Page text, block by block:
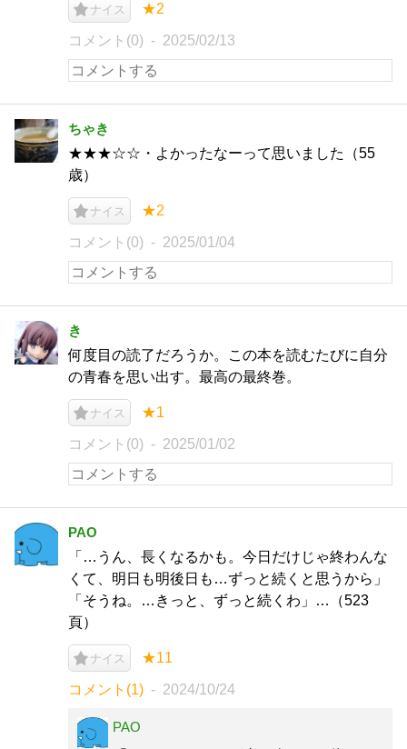
ナイス ★2
コメント(0) 2025/02/13
ちゃき
★★★☆☆・よかったなーって思いました（55
歳）
ナイス ★2
コメント(0) 2025/01/04
き
何度目の読了だろうか。この本を読むたびに自分
の青春を思い出す。最高の最終巻。
ナイス ★1
コメント(0) 2025/01/02
PAO
「…うん、長くなるかも。今日だけじゃ終わんな
くて、明日も明後日も…ずっと続くと思うから」
「そうね。…きっと、ずっと続くわ」…（523
頁）
ナイス ★11
コメント(1) 2024/10/24
PAO